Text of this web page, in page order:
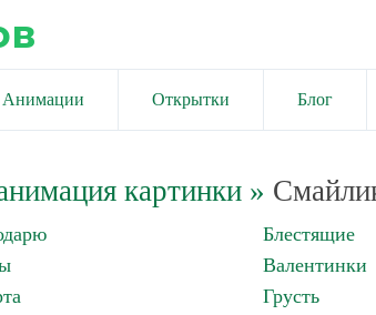
Анимации Открытки Блог
картинки»
Блестящие
Валентинки
Грусть